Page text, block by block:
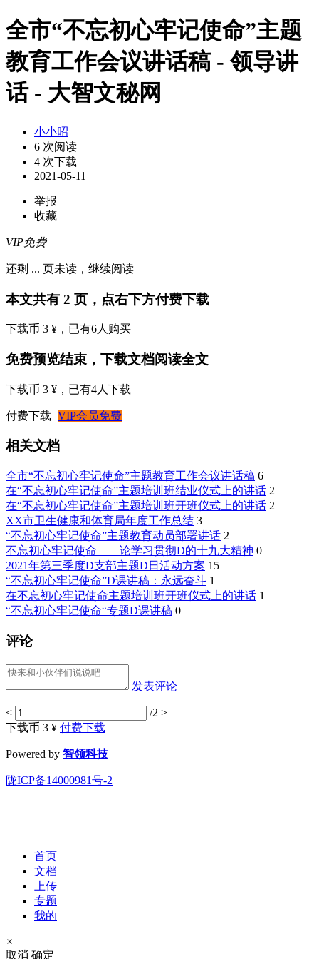
全市“不忘初心牢记使命”主题
教育工作会议讲话稿 - 领导讲
话 - 大智文秘网
小小昭
6 次阅读
4 次下载
2021-05-11
举报
收藏
VIP免费
还剩 ... 页未读， 继续阅读
本文共有 2 页，点右下方付费下载
下载币 3 ¥ ，已有6人购买
免费预览结束，下载文档阅读全文
下载币 3 ¥ ，已有4人下载
付费下载 VIP会员免费
相关文档
全市“不忘初心牢记使命”主题教育工作会议讲话稿 6
在“不忘初心牢记使命”主题培训班结业仪式上的讲话 2
在“不忘初心牢记使命”主题培训班开班仪式上的讲话 2
XX市卫生健康和体育局年度工作总结 3
“不忘初心牢记使命”主题教育动员部署讲话 2
不忘初心牢记使命——论学习贯彻D的十九大精神 0
2021年第三季度D支部主题D日活动方案 15
“不忘初心牢记使命”D课讲稿：永远奋斗 1
在不忘初心牢记使命主题培训班开班仪式上的讲话 1
“不忘初心牢记使命“专题D课讲稿 0
评论
发表评论
< /2 >
下载币 3 ¥ 付费下载
Powered by 智领科技
陇ICP备14000981号-2
首页
文档
上传
专题
我的
×
取消 确定